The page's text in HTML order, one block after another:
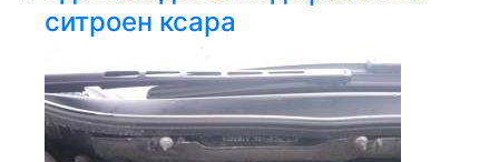
ситроен ксара